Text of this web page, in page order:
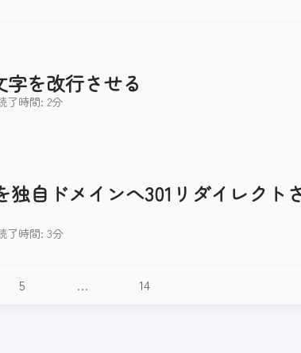
を改行させる
了時間: 2分
自ドメインへ301リダイレクト
了時間: 3分
5 … 14